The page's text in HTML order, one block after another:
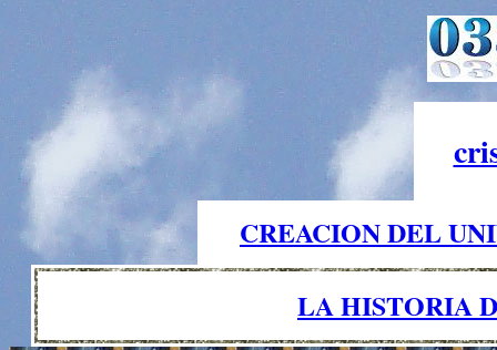
CREACION DEL
LA HISTORIA